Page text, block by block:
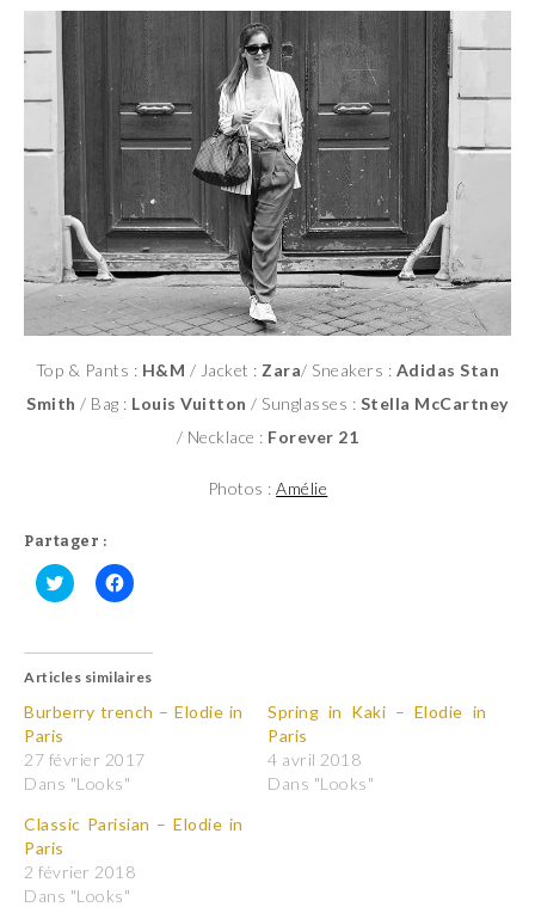
Top & Pants : H&M / Jacket : Zara/ Sneakers : Adidas Stan
Smith / Bag : Louis Vuitton / Sunglasses : Stella McCartney
/ Necklace : Forever 21
Photos :Amélie
Partager :
C
q
e
p
o
u
r
p
a
t
a
g
e
r
s
C
q
e
p
o
r
p
a
t
a
e
r
s
Articles similaires
Burberry trench – Elodie in
Paris
27 février 2017
Dans "Looks"
Spring in Kaki – Elodie in
Paris
4 avril 2018
Dans "Looks"
Classic Parisian – Elodie in
Paris
2 février 2018
Dans "Looks"